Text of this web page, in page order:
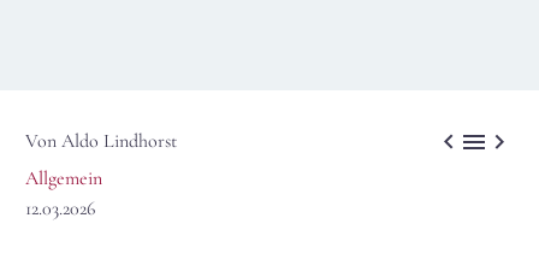
  
Von Aldo Lindhorst
Allgemein
12.03.2026